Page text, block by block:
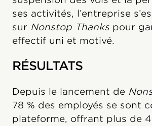
ses activités, l’entreprise
sur Nonstop Thanks pour
effectif uni et motivé.
RÉSULTATS
Depuis le lancement de
78 % des employés se sont
plateforme, offrant plus de